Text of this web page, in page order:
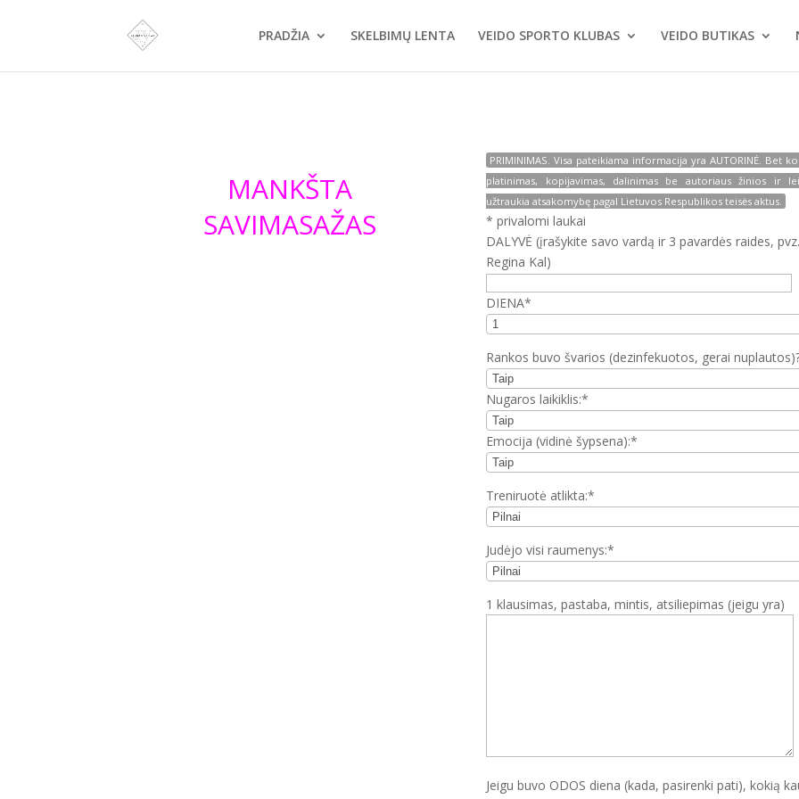
PRADŽIA SKELBIMŲ LENTA VEIDO SPORTO KLUBAS VEIDO BUTIKAS
MANKŠTA
SAVIMASAŽAS
PRIMINIMAS. Visa pateikiama informacija yra AUTORINĖ. Bet
platinimas, kopijavimas, dalinimas be autoriaus žinios ir
užtraukia atsakomybę pagal Lietuvos Respublikos teisės aktus.
* privalomi laukai
DALYVĖ (įrašykite savo vardą ir 3 pavardės raides,
Regina Kal)
DIENA*
Rankos buvo švarios (dezinfekuotos, gerai
Nugaros laikiklis:*
Emocija (vidinė šypsena):*
Treniruotė atlikta:*
Judėjo visi raumenys:*
1 klausimas, pastaba, mintis, atsiliepimas (jeigu yra)
Jeigu buvo ODOS diena (kada, pasirenki pati), kokią